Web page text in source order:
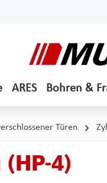
ARES Bohren &
Türen
(HP-4)